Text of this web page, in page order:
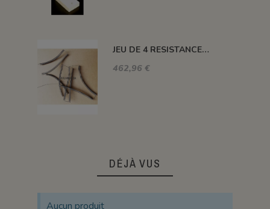
JEU DE 4 RESISTANCES FOUR 1320°C PLUTON-3S 76 L
462,96 €
DÉJÀ VUS
Aucun produit